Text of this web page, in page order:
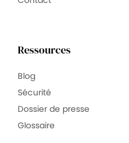
Ressources
Blog
Sécurité
Dossier de presse
Glossaire